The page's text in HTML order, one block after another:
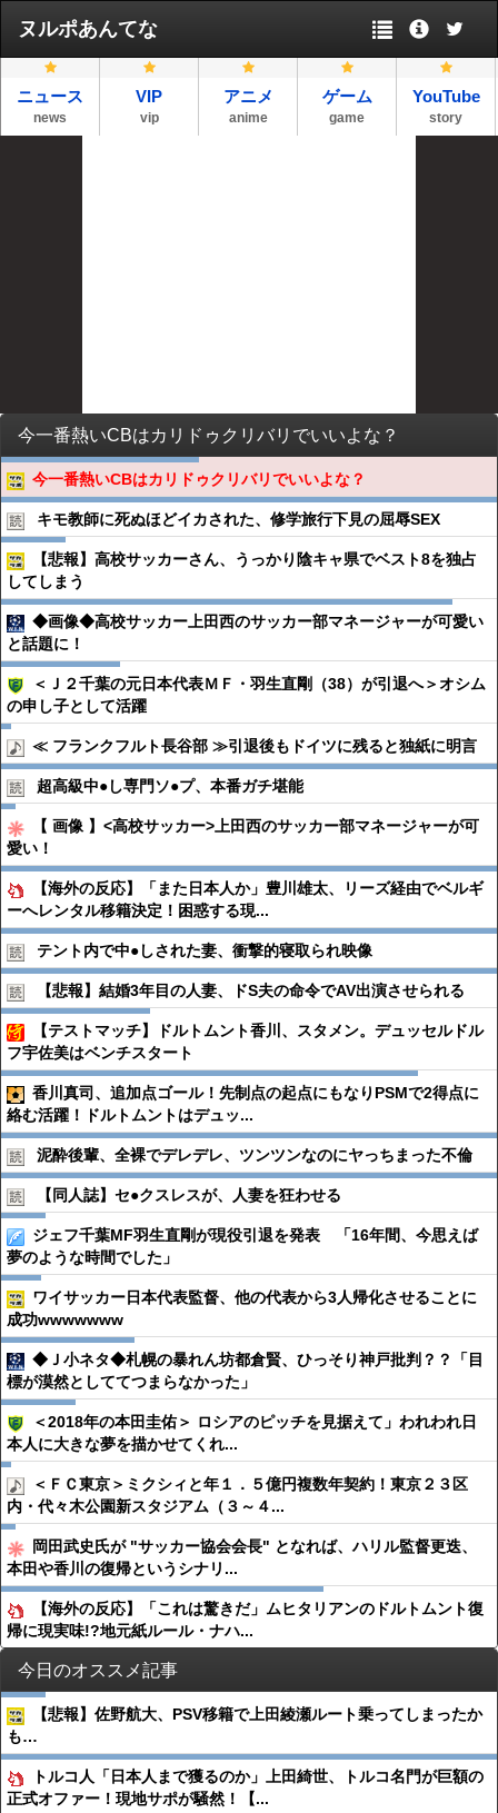
ヌルポあんてな
ニュース
news
VIP
vip
アニメ
anime
ゲーム
game
YouTube
story
今一番熱いCBはカリドゥクリバリでいいよな？
今一番熱いCBはカリドゥクリバリでいいよな？
キモ教師に死ぬほどイカされた、修学旅行下見の屈辱SEX
【悲報】高校サッカーさん、うっかり陰キャ県でベスト8を独占
してしまう
◆画像◆高校サッカー上田西のサッカー部マネージャーが可愛い
と話題に！
＜Ｊ２千葉の元日本代表ＭＦ・羽生直剛（38）が引退へ＞オシム
の申し子として活躍
≪ フランクフルト長谷部 ≫引退後もドイツに残ると独紙に明言
超高級中●︎し専門ソ●︎プ、本番ガチ堪能
【 画像 】<高校サッカー>上田西のサッカー部マネージャーが可
愛い！
【海外の反応】「また日本人か」豊川雄太、リーズ経由でベルギ
ーへレンタル移籍決定！困惑する現...
テント内で中●︎しされた妻、衝撃的寝取られ映像
【悲報】結婚3年目の人妻、ドS夫の命令でAV出演させられる
【テストマッチ】ドルトムント香川、スタメン。デュッセルドル
フ宇佐美はベンチスタート
香川真司、追加点ゴール！先制点の起点にもなりPSMで2得点に
絡む活躍！ドルトムントはデュッ...
泥酔後輩、全裸でデレデレ、ツンツンなのにヤっちまった不倫
【同人誌】セ●︎クスレスが、人妻を狂わせる
ジェフ千葉MF羽生直剛が現役引退を発表 「16年間、今思えば
夢のような時間でした」
ワイサッカー日本代表監督、他の代表から3人帰化させることに
成功wwwwwww
◆Ｊ小ネタ◆札幌の暴れん坊都倉賢、ひっそり神戸批判？？「目
標が漠然としててつまらなかった」
＜2018年の本田圭佑＞ ロシアのピッチを見据えて」われわれ日
本人に大きな夢を描かせてくれ...
＜ＦＣ東京＞ミクシィと年１．５億円複数年契約！東京２３区
内・代々木公園新スタジアム（３～４...
岡田武史氏が "サッカー協会会長" となれば、ハリル監督更迭、
本田や香川の復帰というシナリ...
【海外の反応】「これは驚きだ」ムヒタリアンのドルトムント復
帰に現実味!?地元紙ルール・ナハ...
今日のオススメ記事
【悲報】佐野航大、PSV移籍で上田綾瀬ルート乗ってしまったか
も…
トルコ人「日本人まで獲るのか」上田綺世、トルコ名門が巨額の
正式オファー！現地サポが騒然！【...